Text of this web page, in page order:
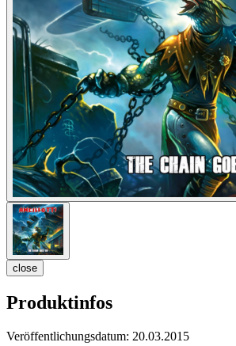
close
Produktinfos
Veröffentlichungsdatum: 20.03.2015